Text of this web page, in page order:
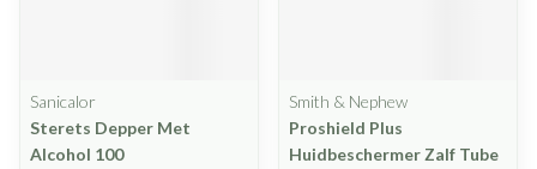
Sanicalor
Sterets Depper Met
Alcohol 100
Smith & Nephew
Proshield Plus
Huidbeschermer Zalf Tube